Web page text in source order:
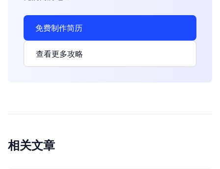
免费制作简历
查看更多攻略
相关文章